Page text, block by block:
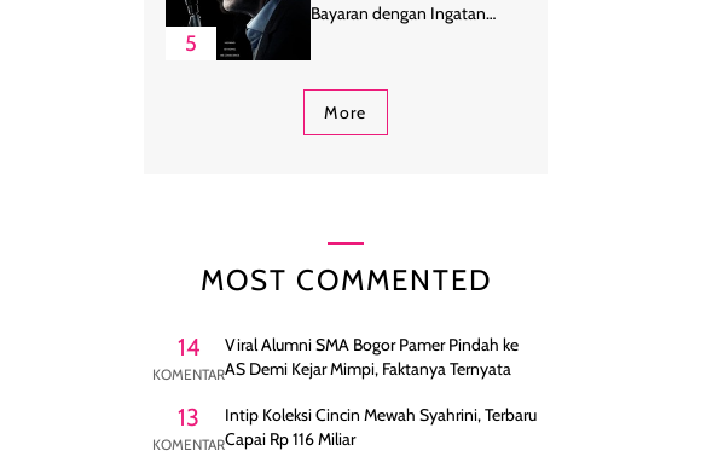
5
Bayaran dengan Ingatan
More
MOST COMMENTED
14
KOMENTAR
Viral Alumni SMA Bogor Pamer Pindah ke
AS Demi Kejar Mimpi, Faktanya Ternyata
13
KOMENTAR
Intip Koleksi Cincin Mewah Syahrini, Terbaru
Capai Rp 116 Miliar